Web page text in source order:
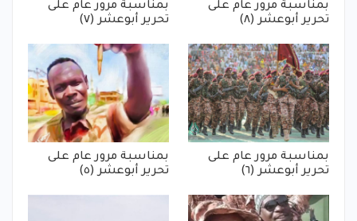
بمناسبة مرور عام على
تحرير أبوعشر (٨)
بمناسبة مرور عام على
تحرير أبوعشر (٧)
بمناسبة مرور عام على
تحرير أبوعشر (٦)
بمناسبة مرور عام على
تحرير أبوعشر (٥)